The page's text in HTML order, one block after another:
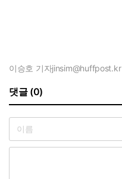
이승호 기자jinsim@huffpost.kr
댓글 (0)